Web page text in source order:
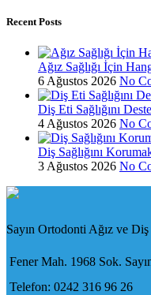
Recent Posts
Ağız Sağlığı İçin
6 Ağustos 2026 No
Diş Eti Sağlığını
4 Ağustos 2026 No
Diş Sağlığını
3 Ağustos 2026 No
Sayın Ortodonti Ağız ve
Fener Mah. 1968 Sok.
Telefon: 0242 316 96 26